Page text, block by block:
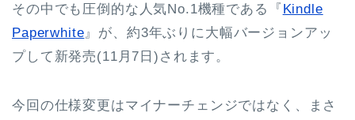
その中でも圧倒的な人気No.1機種である『 Kindle
Paperwhite 』が、約3年ぶりに大幅バージョンアッ
プして新発売(11月7日)されます。
今回の仕様変更はマイナーチェンジではなく、まさ